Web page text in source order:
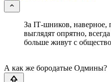
За IT‑шников, наверное,
выглядят опрятно,
больше живут с
А как же бородатые Одмины?